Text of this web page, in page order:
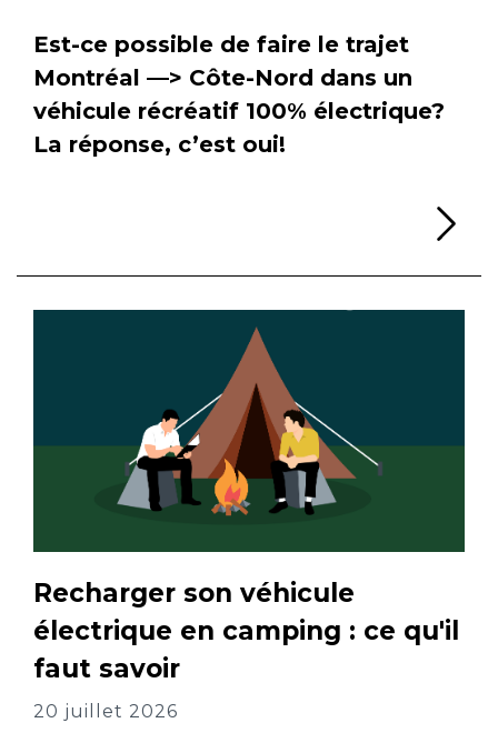
Est-ce possible de faire le trajet
Montréal —> Côte-Nord dans un
véhicule récréatif 100% électrique?
La réponse, c’est oui!
Recharger son véhicule
électrique en camping : ce qu'il
faut savoir
20 juillet 2026